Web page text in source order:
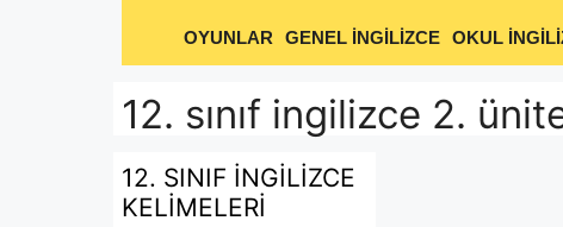
OYUNLAR GENEL İNGİLİZCE OKUL
12. sınıf ingilizce 2.
12. SINIF İNGİLİZCE
KELİMELERİ